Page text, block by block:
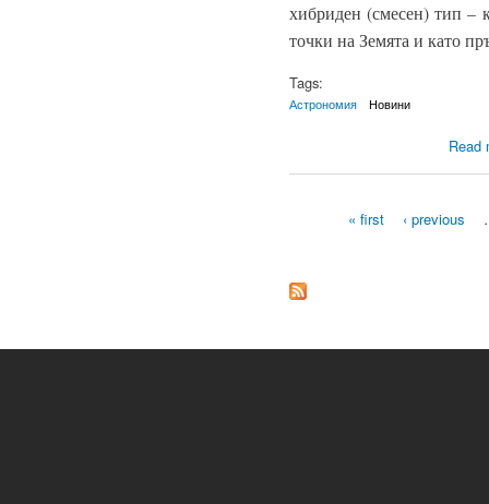
хибриден (смесен) тип –
точки на Земята и като
Tags:
Астрономия Новини
Read
« first ‹ previous